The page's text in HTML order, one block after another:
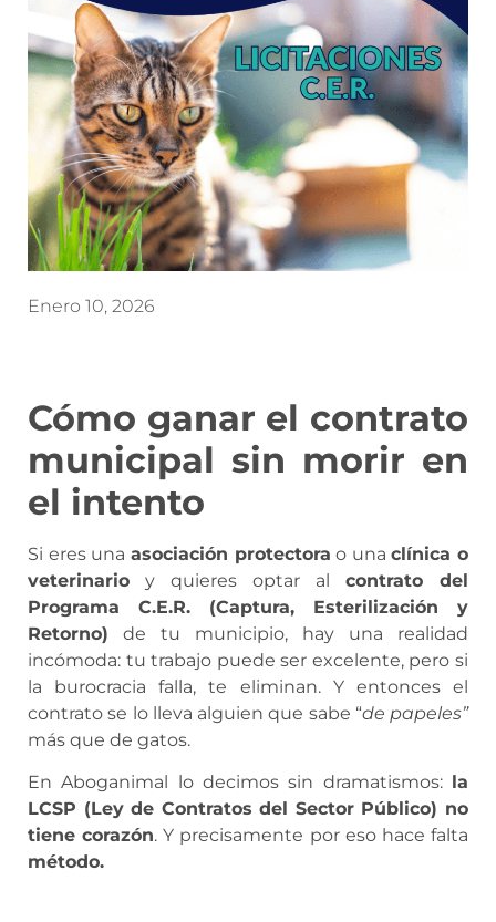
Enero 10, 2026
Cómo ganar el contrato
municipal sin morir en
el intento
Si eres una asociación protectora o unaclínica o
veterinario y quieres optar al contrato del
Programa C.E.R. (Captura, Esterilización y
Retorno) de tu municipio, hay una realidad
incómoda: tu trabajo puede ser excelente, pero si
la burocracia falla, te eliminan. Y entonces el
contrato se lo lleva alguien que sabe “de papeles”
más que de gatos.
En Aboganimal lo decimos sin dramatismos: la
LCSP (Ley de Contratos del Sector Público) no
tiene corazón. Y precisamente por eso hace falta
método.